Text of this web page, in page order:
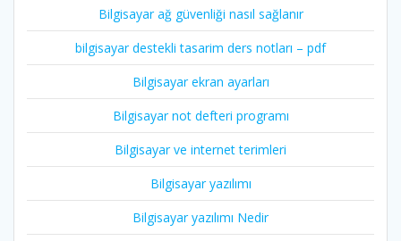
Bilgisayar ağ güvenliği nasıl sağlanır
bilgisayar destekli tasarim ders notları – pdf
Bilgisayar ekran ayarları
Bilgisayar not defteri programı
Bilgisayar ve internet terimleri
Bilgisayar yazılımı
Bilgisayar yazılımı Nedir